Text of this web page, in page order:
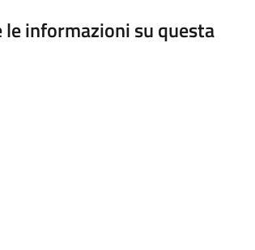
le informazioni su questa